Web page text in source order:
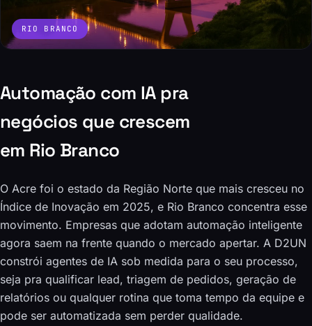
RIO BRANCO
Automação com IA pra
negócios que crescem
em Rio Branco
O Acre foi o estado da Região Norte que mais cresceu no
Índice de Inovação em 2025, e Rio Branco concentra esse
movimento. Empresas que adotam automação inteligente
agora saem na frente quando o mercado apertar. A D2UN
constrói agentes de IA sob medida para o seu processo,
seja pra qualificar lead, triagem de pedidos, geração de
relatórios ou qualquer rotina que toma tempo da equipe e
pode ser automatizada sem perder qualidade.